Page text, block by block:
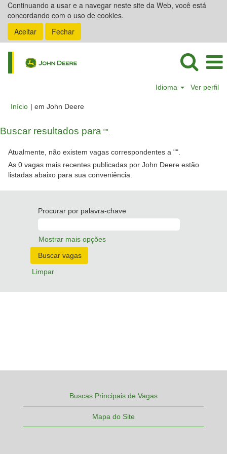
Continuando a usar e a navegar neste site da Web, você está
concordando com o uso de cookies.
Aceitar
Fechar
Idioma Ver perfil
Início | em John Deere(página
Buscar resultados para "".
Atualmente, não existem vagas correspondentes a "".
As 0 vagas mais recentes publicadas por John Deere estão
listadas abaixo para sua conveniência.
Procurar por palavra-chave
Mostrar mais opções
Limpar
Buscas Principais de Vagas
Mapa do Site